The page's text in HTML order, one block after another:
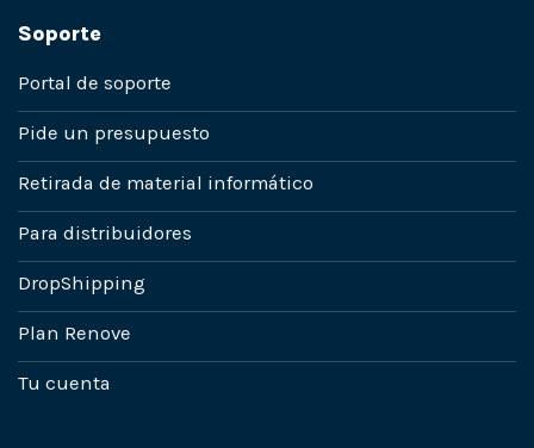
Soporte
Portal de soporte
Pide un presupuesto
Retirada de material informático
Para distribuidores
DropShipping
Plan Renove
Tu cuenta